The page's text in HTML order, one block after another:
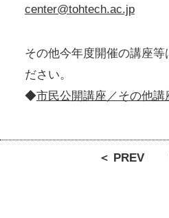
center@tohtech.ac.jp
その他今年度開催の講座等
ださい。
◆市民公開講座／その他講
＜ PREV